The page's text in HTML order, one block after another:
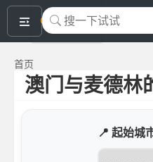
okeyTool
首页
澳门与麦德林
📍 起始城